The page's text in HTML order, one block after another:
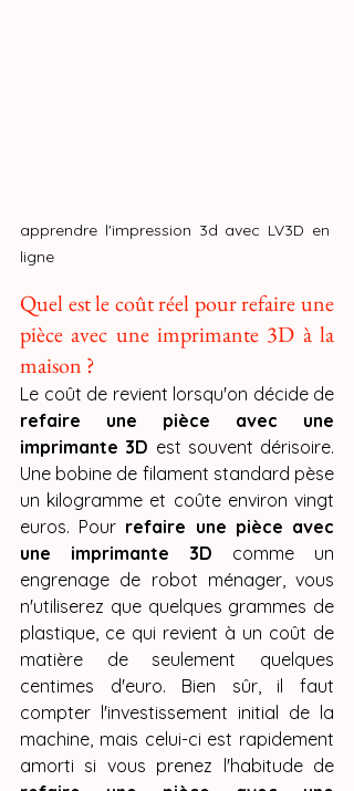
apprendre l'impression 3d avec LV3D en
ligne
Quel est le coût réel pour refaire une
pièce avec une imprimante 3D à la
maison ?
refaire une pièce avec une
imprimante 3D est souvent dérisoire.
Une bobine de filament standard pèse
un kilogramme et coûte environ vingt
euros. Pour refaire une pièce avec
une imprimante 3D comme un
engrenage de robot ménager, vous
n'utiliserez que quelques grammes de
plastique, ce qui revient à un coût de
matière de seulement quelques
centimes d'euro. Bien sûr, il faut
compter l'investissement initial de la
machine, mais celui-ci est rapidement